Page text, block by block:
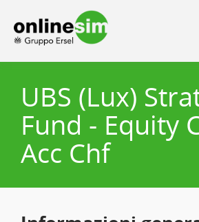
UBS (Lux)
Fund - Equity
Acc Chf